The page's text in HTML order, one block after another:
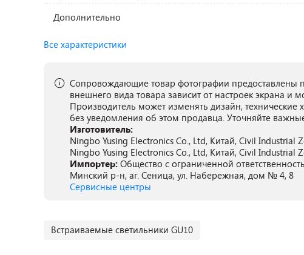
Дополнительно
Все характеристики
Сопровождающие товар фотографии предоставлены
внешнего вида товара зависит от настроек экрана и
Производитель может изменять дизайн, технические
без уведомления об этом продавца. Уточняйте
Изготовитель:
Ningbo Yusing Electronics Co., Ltd, Китай, Civil Industrial
Ningbo Yusing Electronics Co., Ltd, Китай, Civil Industrial
Импортер: Общество с ограниченной
Минский р-н, аг. Сеница, ул. Набережная, дом № 4, 8
Сервисные центры
Встраиваемые светильники GU10